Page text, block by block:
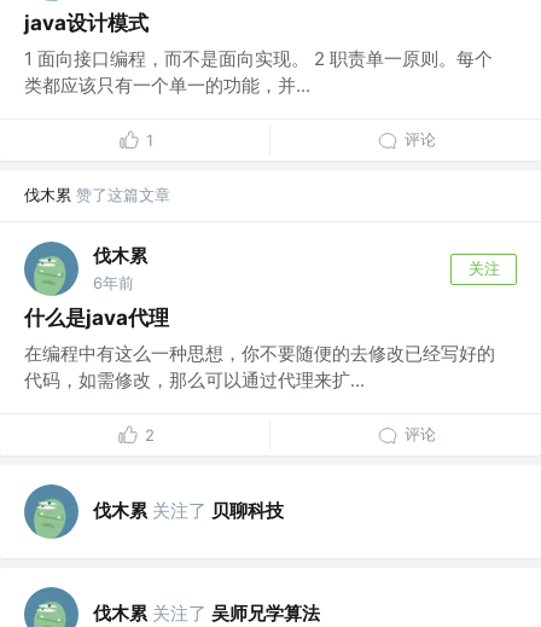
java设计模式
1 面向接口编程，而不是面向实现。 2 职责单一原则。每个
类都应该只有一个单一的功能，并...
1 评论
伐木累 赞了这篇文章
伐木累
6年前
关注
什么是java代理
在编程中有这么一种思想，你不要随便的去修改已经写好的
代码，如需修改，那么可以通过代理来扩...
2 评论
伐木累 关注了 贝聊科技
伐木累 关注了 吴师兄学算法